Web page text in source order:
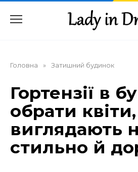
до
Головна » Затишний будинок
Гортензії в
обрати
виглядають
стильно й